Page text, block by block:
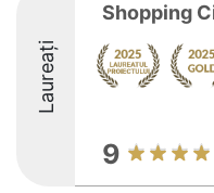
Laureați
Shopping
9